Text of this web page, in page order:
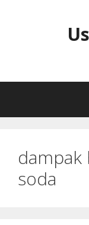
soda